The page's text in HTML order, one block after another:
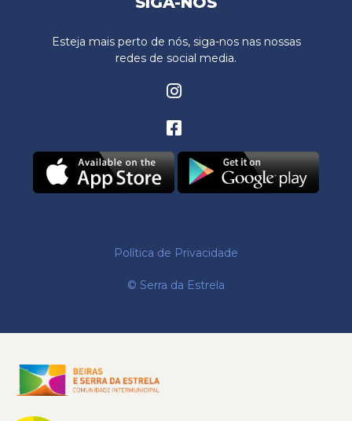
Esteja mais perto de nós, siga-nos nas nossas
redes de social media.
© Serra da Estrela
Política de Privacidade